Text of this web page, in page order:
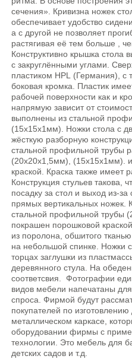
сечения». Кривизна ножек
обеспечивает удобство
а с другой не позволяет
растягивая её тем больше ,
Конструктивно крышка стола
с закруглёнными углами.
пластиком HPL (Германия), с
боковая кромка. Пластик
рабочей поверхности как и
напрямую зависит от
выполнены из стальной
(15х15х1мм). Ножки стола с
жёсткую разборную
стальной профильной трубы
(20х20х1,5мм), (15х15х1мм).
краской. Краска также имеет
Конструкция стульев такова,
посадку за стол и выход из-
прямых вертикальных ножек.
стальной профильной трубы
покрашен порошковой
из поролона, обшитого
на небольшой спинке. Ножки
торцах заглушки из
деревянного стула. На
соответсвия. Фотографии
видов мебели напечатаны
спроса. Фирмой будут
покупателей по
металлическом каркасе,
оборудовании фирмы с
технологии. Это мебель для
детских садов и т.д.